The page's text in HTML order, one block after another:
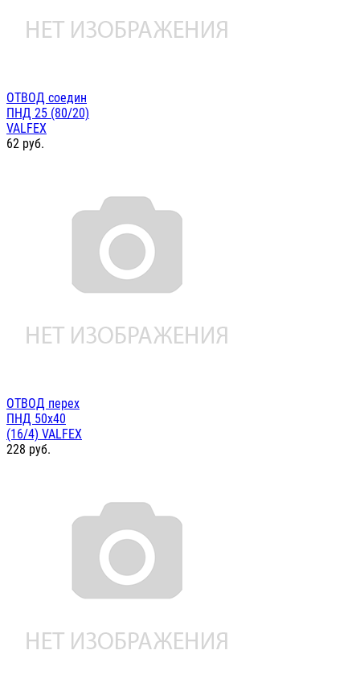
ОТВОД соедин
ПНД 25 (80/20)
VALFEX
62 руб.
ОТВОД перех
ПНД 50х40
(16/4) VALFEX
228 руб.